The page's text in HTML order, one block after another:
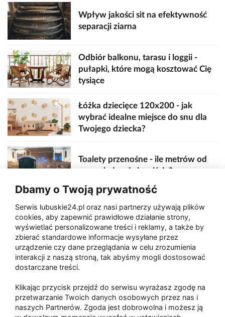
Wpływ jakości sit na efektywność
separacji ziarna
Odbiór balkonu, tarasu i loggii -
pułapki, które mogą kosztować Cię
tysiące
Łóżka dziecięce 120x200 - jak
wybrać idealne miejsce do snu dla
Twojego dziecka?
Toalety przenośne - ile metrów od
sceny, jedzenia i wejścia?
Zaatakował seniora na "kwadracie"
Akcja po pożarze w Gorzowie.
Ruszyła rozbiórka ściany spalonej
Dbamy o Twoją prywatność
Serwis lubuskie24.pl oraz nasi partnerzy używają plików
cookies, aby zapewnić prawidłowe działanie strony,
wyświetlać personalizowane treści i reklamy, a także by
zbierać standardowe informacje wysyłane przez
urządzenie czy dane przeglądania w celu zrozumienia
interakcji z naszą stroną, tak abyśmy mogli dostosować
dostarczane treści.
Klikając przycisk przejdź do serwisu wyrażasz zgodę na
przetwarzanie Twoich danych osobowych przez nas i
naszych Partnerów. Zgoda jest dobrowolna i możesz ją